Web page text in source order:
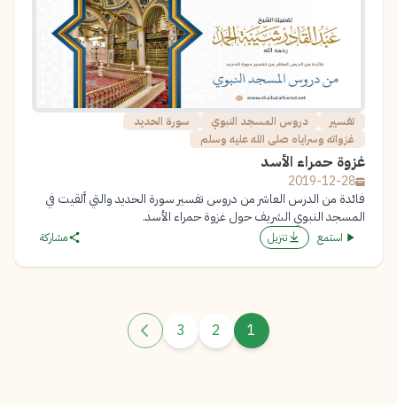
تفسير دروس المسجد النبوي
سورة الحديد
غزواته وسراياه صلى الله عليه وسلم
غزوة حمراء الأسد
2019-12-28
فائدة من الدرس العاشر من دروس تفسير سورة الحديد والتي ألقيت في
المسجد النبوي الشريف حول غزوة حمراء الأسد.
استمع تنزيل مشاركة
1
2
3